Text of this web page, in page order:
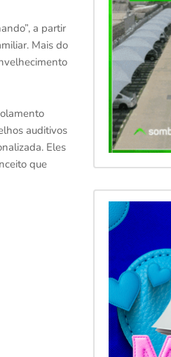
a partir
Mais do
auditivos
Eles
que